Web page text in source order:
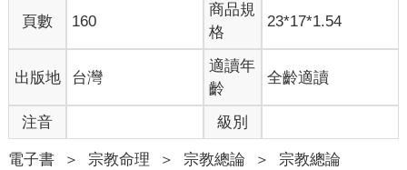
頁數 160
商品規
格
23*17*1.54
出版地 台灣
適讀年
齡
全齡適讀
注音 級別
電子書 ＞ 宗教命理 ＞ 宗教總論 ＞ 宗教總論